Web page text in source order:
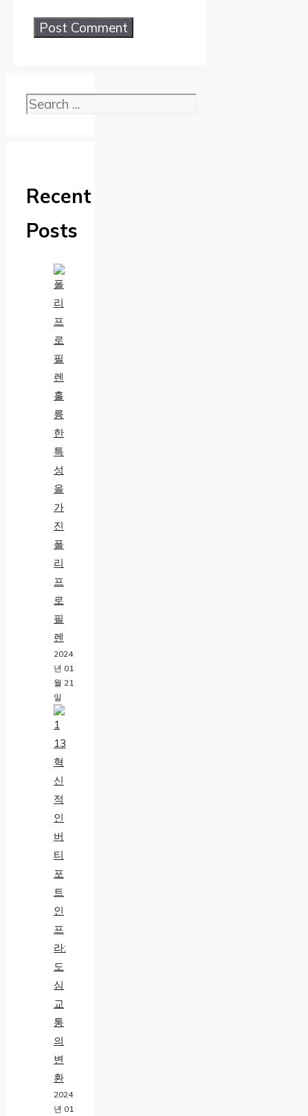
검색
Recent
Posts
훌
륭
한
특
성
을
가
진
폴
리
프
로
필
렌
2024
년 01
월 21
일
혁
신
적
인
버
티
포
트
인
프
라:
도
심
교
통
의
변
환
2024
년 01